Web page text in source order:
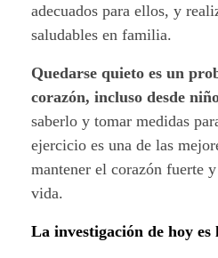
adecuados para ellos, y
saludables en familia.
Quedarse quieto es un
corazón, incluso desde
saberlo y tomar medidas
ejercicio es una de las
mantener el corazón fuerte
vida.
La investigación de hoy